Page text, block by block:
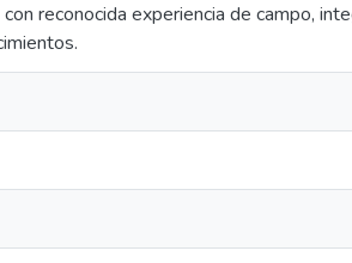
reconocida experiencia de campo,